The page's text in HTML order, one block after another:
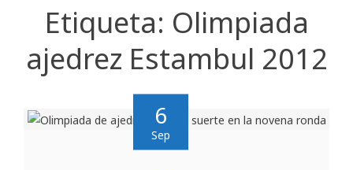
Etiqueta: Olimpiada
ajedrez Estambul 2012
6
Sep